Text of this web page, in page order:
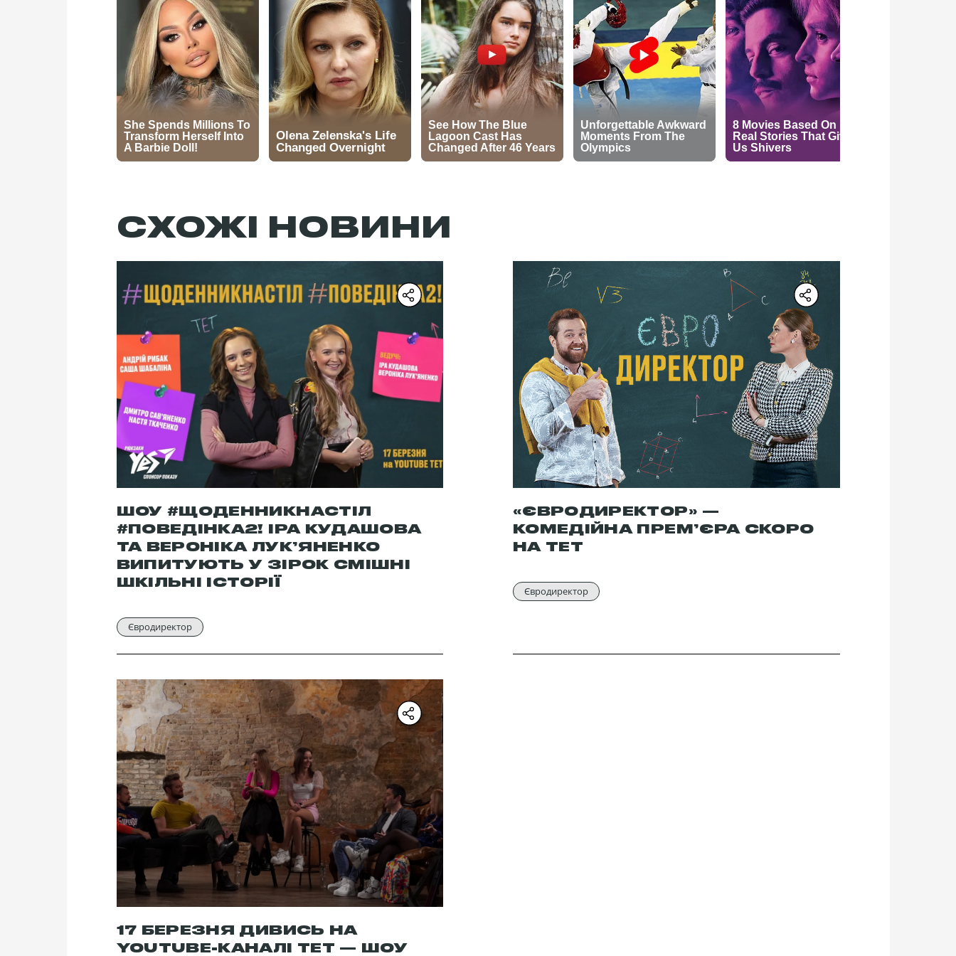
СХОЖІ НОВИНИ
ШОУ #ЩОДЕННИКНАСТІЛ
#ПОВЕДІНКА2! ІРА КУДАШОВА
ТА ВЕРОНІКА ЛУК’ЯНЕНКО
ВИПИТУЮТЬ У ЗІРОК СМІШНІ
ШКІЛЬНІ ІСТОРІЇ
Євродиректор
«ЄВРОДИРЕКТОР» —
КОМЕДІЙНА ПРЕМ’ЄРА СКОРО
НА ТЕТ
Євродиректор
17 БЕРЕЗНЯ ДИВИСЬ НА
YOUTUBE-КАНАЛІ ТЕТ — ШОУ